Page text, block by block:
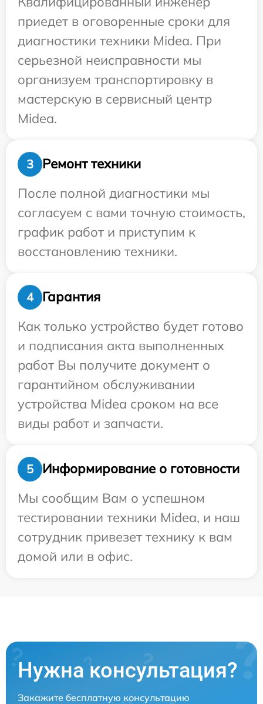
приедет в оговоренные сроки для
диагностики техники Midea. При
серьезной неисправности мы
организуем транспортировку в
мастерскую в сервисный центр
Midea.
3
Ремонт техники
После полной диагностики мы
согласуем с вами точную стоимость,
график работ и приступим к
восстановлению техники.
4
Гарантия
Как только устройство будет готово
и подписания акта выполненных
работ Вы получите документ о
гарантийном обслуживании
устройства Midea сроком на все
виды работ и запчасти.
5
Информирование о готовности
Мы сообщим Вам о успешном
тестировании техники Midea, и наш
сотрудник привезет технику к вам
домой или в офис.
Нужна консультация?
Закажите бесплатную консультацию